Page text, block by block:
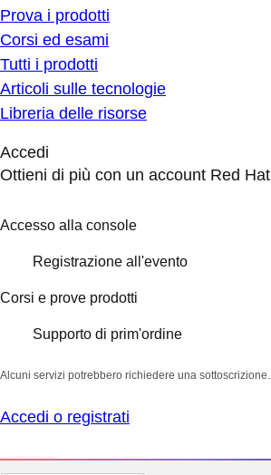
Prova i prodotti
Corsi ed esami
Tutti i prodotti
Articoli sulle tecnologie
Libreria delle risorse
Accedi
Ottieni di più con un account Red Hat
Accesso alla console
Registrazione all'evento
Corsi e prove prodotti
Supporto di prim'ordine
Alcuni servizi potrebbero richiedere una sottoscrizione.
Accedi o registrati